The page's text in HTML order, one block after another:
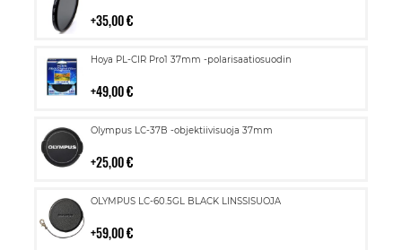
35,00 €
Hoya PL-CIR Pro1 37mm -polarisaatiosuodin
49,00 €
Lisää
Olympus LC-37B -objektiivisuoja 37mm
25,00 €
Lisää
OLYMPUS LC-60.5GL BLACK LINSSISUOJA
59,00 €
Lisää